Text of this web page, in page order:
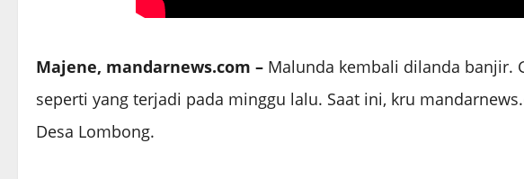
Majene, mandarnews.com – Malunda kembali dilanda banjir.
seperti yang terjadi pada minggu lalu. Saat ini, kru
Desa Lombong.